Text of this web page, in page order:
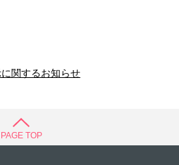
関するお知らせ
PAGE TOP